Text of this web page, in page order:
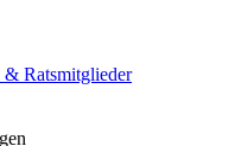
& Ratsmitglieder